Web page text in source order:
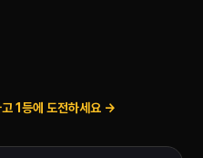
1등에 도전하세요 →